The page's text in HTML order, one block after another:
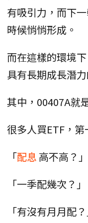
有吸引力，而下
時候悄悄形成。
而在這樣的環境
具有長期成長潛
其中，00407A就
很多人買ETF，第
「配息 高不高？」
「一季配幾次？」
「有沒有月月配？